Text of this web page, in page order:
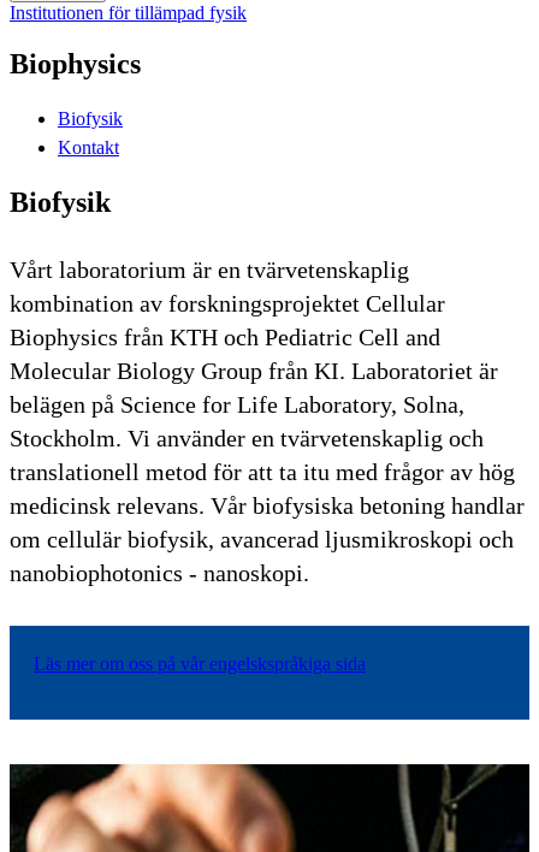
Institutionen för tillämpad fysik
Biophysics
Biofysik
Kontakt
Biofysik
Vårt laboratorium är en tvärvetenskaplig
kombination av forskningsprojektet Cellular
Biophysics från KTH och Pediatric Cell and
Molecular Biology Group från KI. Laboratoriet är
belägen på Science for Life Laboratory, Solna,
Stockholm. Vi använder en tvärvetenskaplig och
translationell metod för att ta itu med frågor av hög
medicinsk relevans. Vår biofysiska betoning handlar
om cellulär biofysik, avancerad ljusmikroskopi och
nanobiophotonics - nanoskopi.
Läs mer om oss på vår engelskspråkiga sida